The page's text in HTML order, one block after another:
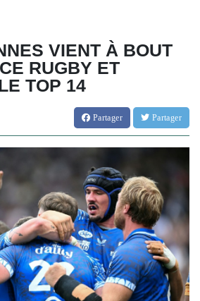
VIENT À BOUT
RUGBY ET
TOP 14
Partager Partager